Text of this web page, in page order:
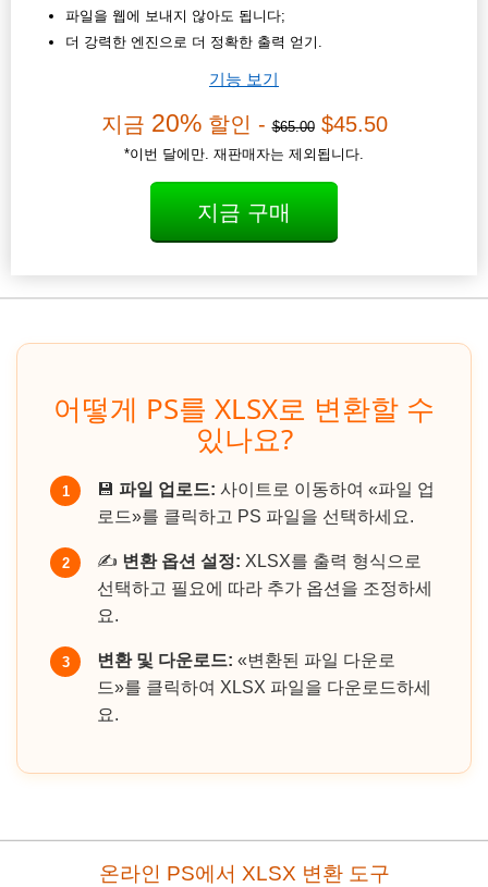
파일을 웹에 보내지 않아도 됩니다;
더 강력한 엔진으로 더 정확한 출력 얻기.
기능 보기
지금 20%할인 -$65.00$45.50
*이번 달에만. 재판매자는 제외됩니다.
지금 구매
어떻게 PS를 XLSX로 변환할 수
있나요?
1 💾 파일 업로드: 사이트로 이동하여 «파일 업
로드»를 클릭하고 PS 파일을 선택하세요.
2 ✍️ 변환 옵션 설정: XLSX를 출력 형식으로
선택하고 필요에 따라 추가 옵션을 조정하세
요.
3 변환 및 다운로드: «변환된 파일 다운로
드»를 클릭하여 XLSX 파일을 다운로드하세
요.
온라인 PS에서 XLSX 변환 도구